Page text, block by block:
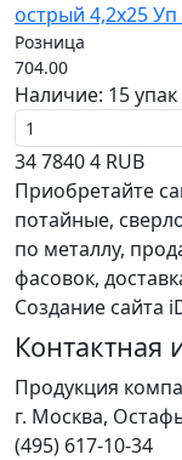
острый 4,2x25
Розница
704.00
Наличие: 15 упак
3478404 RUB
Приобретайте
потайные,
по металлу,
фасовок,
Создание сайта
Продукция
г. Москва,
(495) 617-10-34